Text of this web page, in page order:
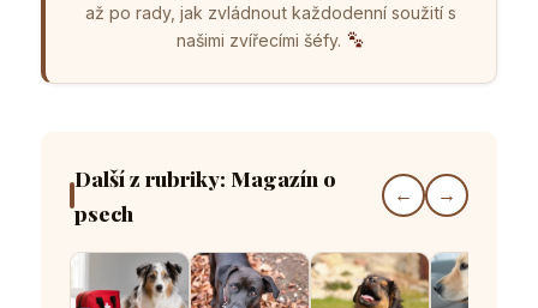
až po rady, jak zvládnout každodenní soužití s
našimi zvířecími šéfy.
Další z rubriky: Magazín o
psech
← →